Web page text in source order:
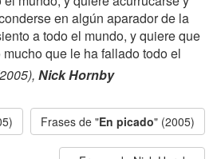
en algún aparador de la
a todo el mundo, y quiere que
que le ha fallado todo el
Nick Hornby
Frases de "En picado" (2005)